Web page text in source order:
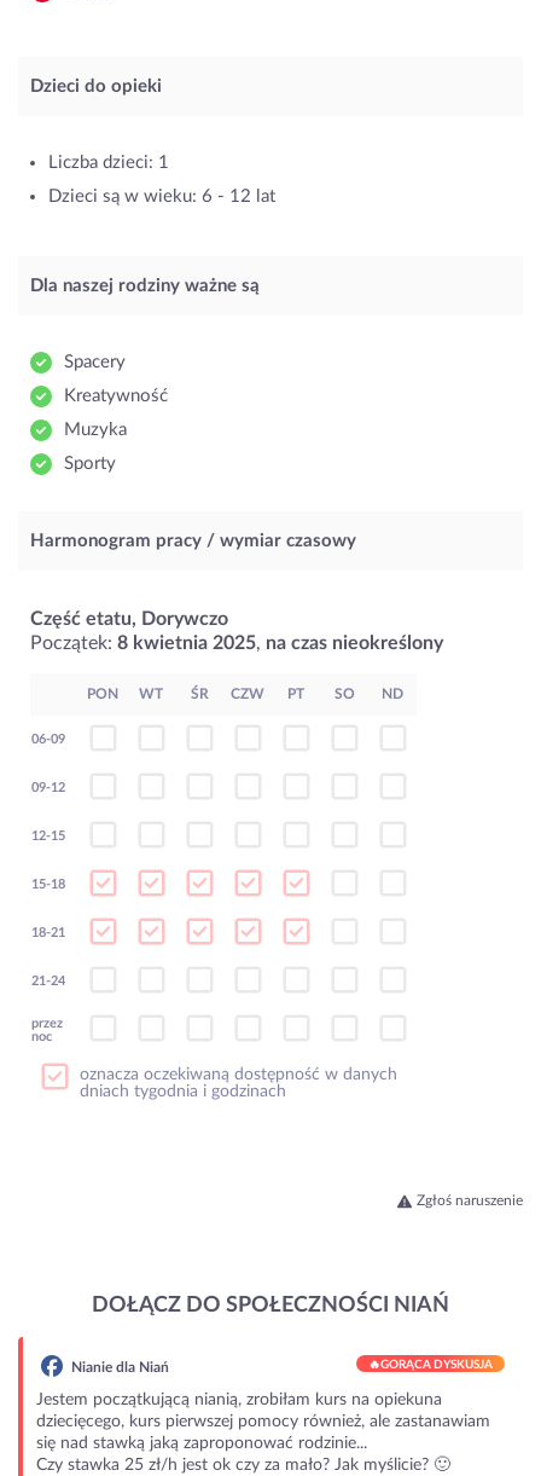
Dzieci do opieki
Liczba dzieci: 1
Dzieci są w wieku: 6 - 12 lat
Dla naszej rodziny ważne są
Spacery
Kreatywność
Muzyka
Sporty
Harmonogram pracy / wymiar czasowy
Część etatu, Dorywczo
Początek: 8 kwietnia 2025, na czas nieokreślony
PON WT ŚR CZW PT SO ND
06-09
09-12
12-15
15-18
18-21
21-24
przez
noc
oznacza oczekiwaną dostępność w danych
dniach tygodnia i godzinach
Zgłoś naruszenie
DOŁĄCZ DO SPOŁECZNOŚCI NIAŃ
Nianie dla Niań 🔥GORĄCA DYSKUSJA
Jestem początkującą nianią, zrobiłam kurs na opiekuna
dziecięcego, kurs pierwszej pomocy również, ale zastanawiam
się nad stawką jaką zaproponować rodzinie...
Czy stawka 25 zł/h jest ok czy za mało? Jak myślicie? 🙂